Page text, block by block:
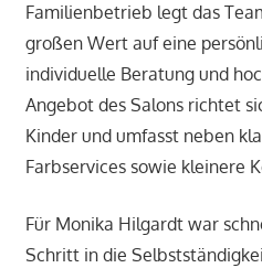
Familienbetrieb legt das
großen Wert auf eine
individuelle Beratung und
Angebot des Salons richtet
Kinder und umfasst neben
Farbservices sowie kleinere
Für Monika Hilgardt war
Schritt in die